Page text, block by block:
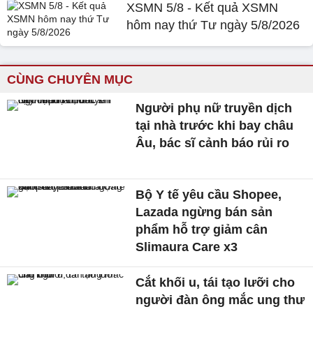
XSMN 5/8 - Kết quả XSMN
hôm nay thứ Tư ngày 5/8/2026
CÙNG CHUYÊN MỤC
Người phụ nữ truyền dịch
tại nhà trước khi bay châu
Âu, bác sĩ cảnh báo rủi ro
Bộ Y tế yêu cầu Shopee,
Lazada ngừng bán sản
phẩm hỗ trợ giảm cân
Slimaura Care x3
Cắt khối u, tái tạo lưỡi cho
người đàn ông mắc ung thư